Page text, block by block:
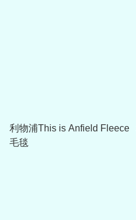
利物浦This is Anfield Fleece
毛毯